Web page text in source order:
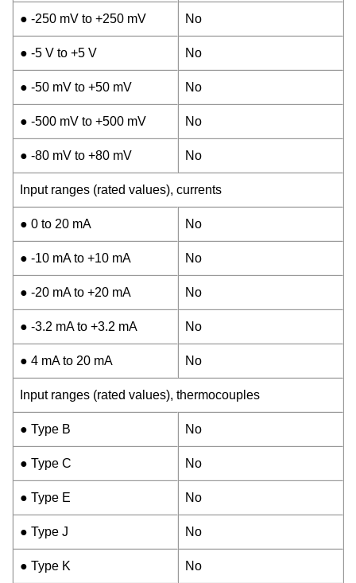
● -250 mV to +250 mV No
● -5 V to +5 V No
● -50 mV to +50 mV No
● -500 mV to +500 mV No
● -80 mV to +80 mV No
Input ranges (rated values), currents
● 0 to 20 mA No
● -10 mA to +10 mA No
● -20 mA to +20 mA No
● -3.2 mA to +3.2 mA No
● 4 mA to 20 mA No
Input ranges (rated values), thermocouples
● Type B No
● Type C No
● Type E No
● Type J No
● Type K No